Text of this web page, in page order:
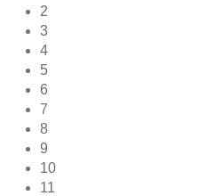
2
3
4
5
6
7
8
9
10
11